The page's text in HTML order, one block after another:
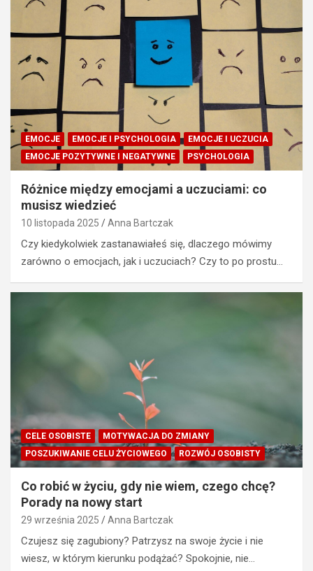
EMOCJE EMOCJE I PSYCHOLOGIA
EMOCJE I UCZUCIA
EMOCJE POZYTYWNE I NEGATYWNE
PSYCHOLOGIA
Różnice między emocjami a uczuciami: co
musisz wiedzieć
10 listopada 2025 Anna Bartczak
Czy kiedykolwiek zastanawiałeś się, dlaczego mówimy
zarówno o emocjach, jak i uczuciach? Czy to po prostu…
CELE OSOBISTE
MOTYWACJA DO ZMIANY
POSZUKIWANIE CELU ŻYCIOWEGO
ROZWÓJ OSOBISTY
Co robić w życiu, gdy nie wiem, czego chcę?
Porady na nowy start
29 września 2025 Anna Bartczak
Czujesz się zagubiony? Patrzysz na swoje życie i nie
wiesz, w którym kierunku podążać? Spokojnie, nie…